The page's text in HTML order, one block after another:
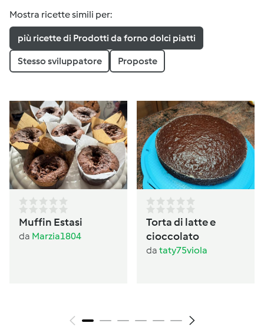
Mostra ricette simili per:
più ricette di Prodotti da forno dolci piatti
Stesso sviluppatore Proposte
Muffin Estasi
da Marzia1804
Torta di latte e
cioccolato
da taty75viola